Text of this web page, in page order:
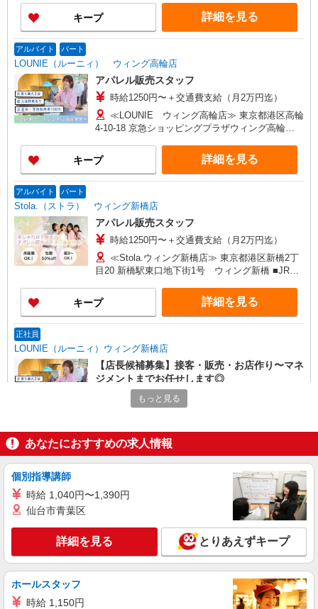
口(約1分) ■新橋(ＪＲ京浜東北線)日比谷口(約1分)
キープ 詳細を見る
アルバイト パート
LOUNIE（ルーニィ） ウィング高輪店
アパレル販売スタッフ
時給1250円〜＋交通費支給（月2万円迄）
≪LOUNIE ウィング高輪店≫ 東京都港区高輪
4-10-18 京急ショッピングプラザウィング高輪
川(ＪＲ東海道新幹線)高輪口(約5分) ■品川(京急本
線)高輪口(約5分)
キープ 詳細を見る
アルバイト パート
Stola.（ストラ） ウィング新橋店
アパレル販売スタッフ
時給1250円〜＋交通費支給（月2万円迄）
≪Stola.ウィング新橋店≫ 東京都港区新橋2丁
目20 新橋駅東口地下街1号 ウィング新橋 ■JR新
新橋駅 徒歩2分
キープ 詳細を見る
正社員
LOUNIE（ルーニィ）ウィング新橋店
【店長候補募集】接客・販売・お店作り〜マネ
ジメントまでお任せします◎
未経験：月給243,800円〜400,000円 経験者
（店長候補）：月給300,000円〜 ※試用期間中は
含む） ※経験・能力考慮 ※固定残業時間は1ヶ月
あたり20時間、超過時は追加で残業手当支給 ※月
制手当／住宅手当（実家外かつ賃貸の場合のみ別
途支給）※試用期間明けから支給／特別手当 ※手
当の種類はエリアにより異なります。詳細は面接
口地下街1号ウィング新橋
詳細を見る
アルバイト パート
岩座 アクアシティお台場店
販売スタッフ
時給1,270円〜 ※試用期間3ヶ月（同給与） ★
昇給有
岩座 アクアシティお台場店 東京都港区台場
1-7-1 アクアシティお台場 西3階
もっと見る
あなたにおすすめの求人情報
個別指導講師
時給 1,040円〜1,390円
仙台市青葉区
詳細を見る とりあえずキープ
ホールスタッフ
時給 1,150円